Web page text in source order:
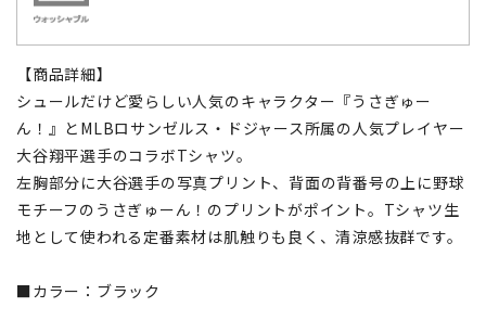
【商品詳細】
シュールだけど愛らしい人気のキャラクター『うさぎゅー
ん！』とMLBロサンゼルス・ドジャース所属の人気プレイヤー
大谷翔平選手のコラボTシャツ。
左胸部分に大谷選手の写真プリント、背面の背番号の上に野球
モチーフのうさぎゅーん！のプリントがポイント。Tシャツ生
地として使われる定番素材は肌触りも良く、清涼感抜群です。
■カラー：ブラック